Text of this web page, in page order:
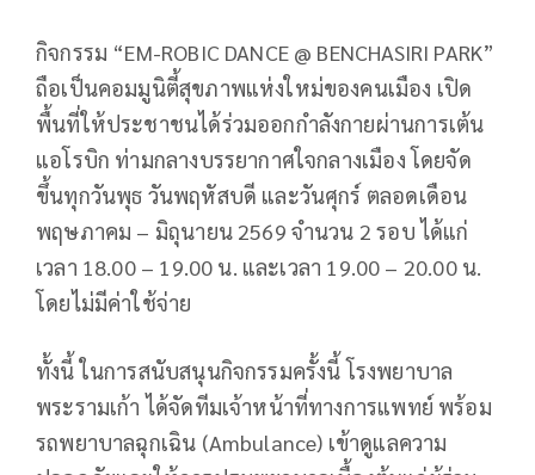
กิจกรรม “EM-ROBIC DANCE @ BENCHASIRI PARK”
ถือเป็นคอมมูนิตี้สุขภาพแห่งใหม่ของคนเมือง เปิด
พื้นที่ให้ประชาชนได้ร่วมออกกำลังกายผ่านการเต้น
แอโรบิก ท่ามกลางบรรยากาศใจกลางเมือง โดยจัด
ขึ้นทุกวันพุธ วันพฤหัสบดี และวันศุกร์ ตลอดเดือน
พฤษภาคม – มิถุนายน 2569 จำนวน 2 รอบ ได้แก่
เวลา 18.00 – 19.00 น. และเวลา 19.00 – 20.00 น.
โดยไม่มีค่าใช้จ่าย
ทั้งนี้ ในการสนับสนุนกิจกรรมครั้งนี้ โรงพยาบาล
พระรามเก้า ได้จัดทีมเจ้าหน้าที่ทางการแพทย์ พร้อม
รถพยาบาลฉุกเฉิน (Ambulance) เข้าดูแลความ